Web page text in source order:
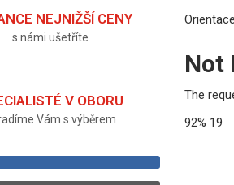
Not
The
92% 19
NEJNIŽŠÍ CENY
s námi ušetříte
V OBORU
Vám s výběrem